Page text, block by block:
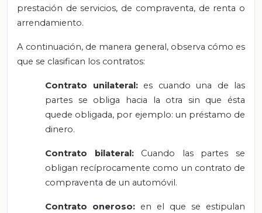
prestación de servicios, de compraventa, de renta o
arrendamiento.
A continuación, de manera general, observa cómo es
que se clasifican los contratos:
Contrato unilateral: es cuando una de las
partes se obliga hacia la otra sin que ésta
quede obligada, por ejemplo: un préstamo de
dinero.
Contrato bilateral: Cuando las partes se
obligan recíprocamente como un contrato de
compraventa de un automóvil.
Contrato oneroso: en el que se estipulan